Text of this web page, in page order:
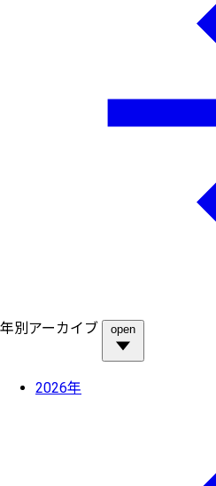
年別アーカイブ open
2026年